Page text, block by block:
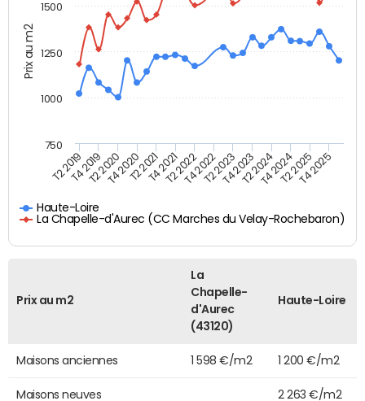
Prix au m2
Haute-Loire
La Chapelle-d'Aurec (CC Marches du Velay-Rochebaron)
T2 2019T4 2019T2 2020T4 2020T2 2021T4 2021T2 2022T4 2022T2 2023T4 2023T2 2024T4 2024T2 2025T4 2025
1000
750
1250
1500
Prix au m2
La
Chapelle-
d'Aurec
(43120)
Haute-Loire
Maisons anciennes 1 598 €/m2 1 200 €/m2
Maisons neuves 2 263 €/m2